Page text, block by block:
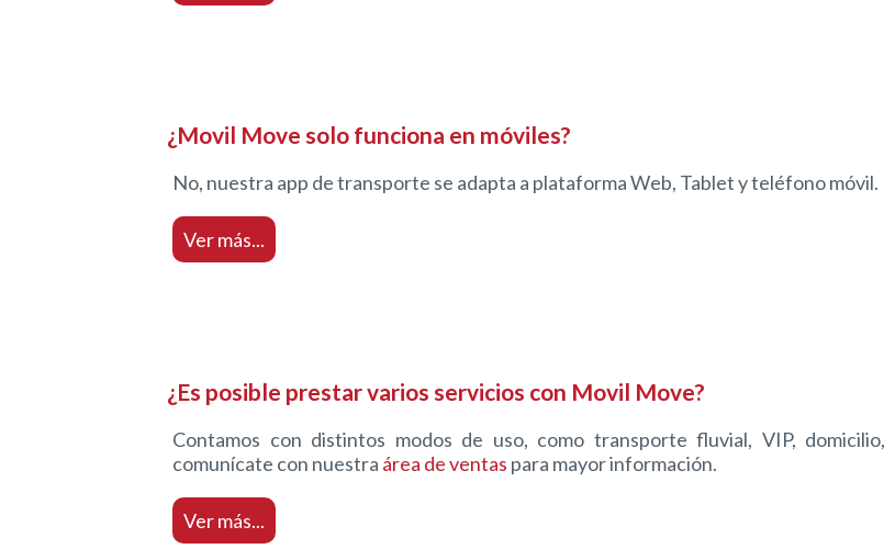
¿Movil Move solo funciona en móviles?
No, nuestra app de transporte se adapta a plataforma Web, Tablet y teléfono móvil.
Ver más...
¿Es posible prestar varios servicios con Movil Move?
Contamos con distintos modos de uso, como transporte fluvial, VIP,
comunícate con nuestra área de ventas para mayor información.
Ver más...